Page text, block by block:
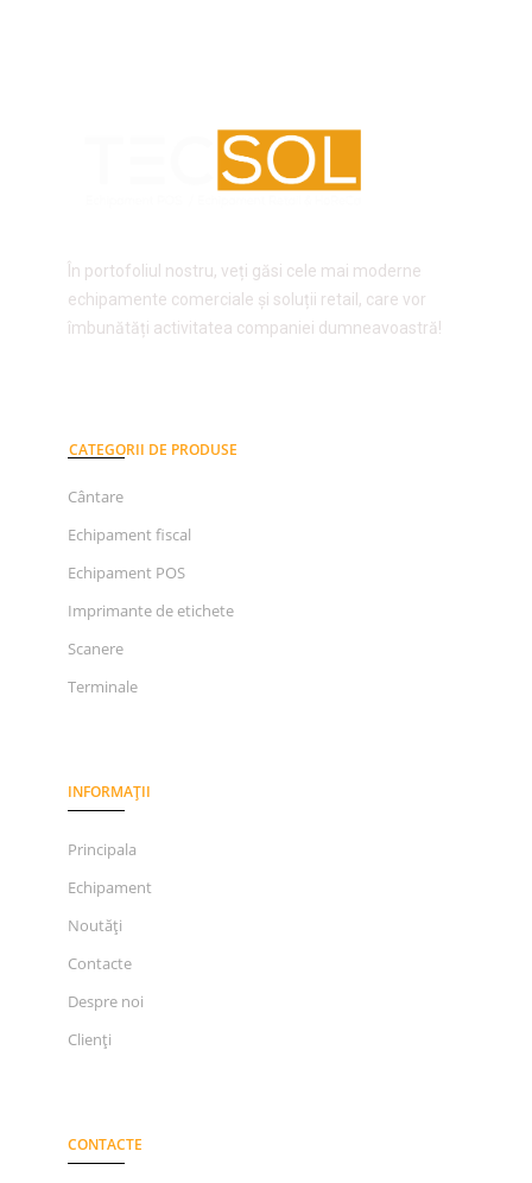
În portofoliul nostru, veți găsi cele mai moderne
echipamente comerciale și soluții retail, care vor
îmbunătăți activitatea companiei dumneavoastră!
CATEGORII DE PRODUSE
Cântare
Echipament fiscal
Echipament POS
Imprimante de etichete
Scanere
Terminale
INFORMAȚII
Principala
Echipament
Noutăți
Contacte
Despre noi
Clienți
CONTACTE